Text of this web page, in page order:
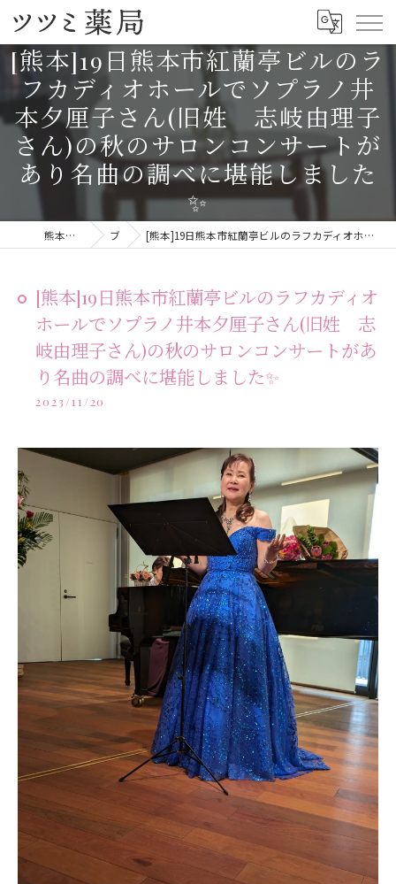
[熊本]19日熊本市紅蘭亭ビルのラ
フカディオホールでソプラノ井
本夕厘子さん(旧姓 志岐由理子
さん)の秋のサロンコンサートが
あり名曲の調べに堪能しました
✨
熊本の漢方ならツツミ薬局 ブログ [熊本]19日熊本市紅蘭亭ビルのラフカディオホールでソプラノ井本夕厘子さん(旧姓 志岐由理子さん)の秋のサロンコンサートがあり名曲の調べに堪能しました✨
[熊本]19日熊本市紅蘭亭ビルのラフカディオ
ホールでソプラノ井本夕厘子さん(旧姓 志
岐由理子さん)の秋のサロンコンサートがあ
り名曲の調べに堪能しました✨
2023/11/20